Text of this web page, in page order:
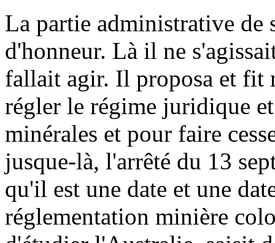
La partie administrative de
d'honneur. Là il ne
fallait agir. Il proposa et fit
régler le régime juridique
minérales et pour faire
jusque-là, l'arrêté du 13
qu'il est une date et une
réglementation minière